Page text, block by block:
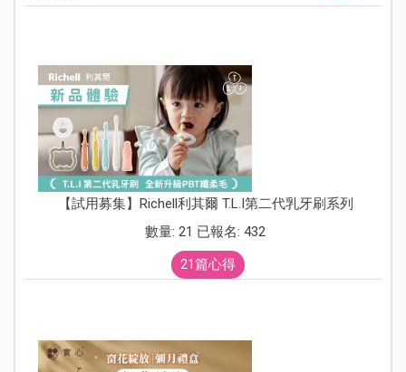
【試用募集】Richell利其爾 T.L.I第二代乳牙刷系列
數量: 21 已報名: 432
21篇心得